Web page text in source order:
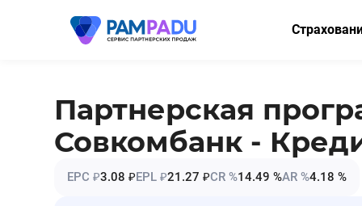
Мини-КАСКО
Партнерская
Совкомбанк -
EPC ₽3.08 ₽EPL ₽21.27 ₽CR %14.49 %AR %4.18 %